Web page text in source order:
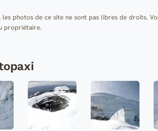
photos de ce site ne sont pas libres de droits.
propriétaire.